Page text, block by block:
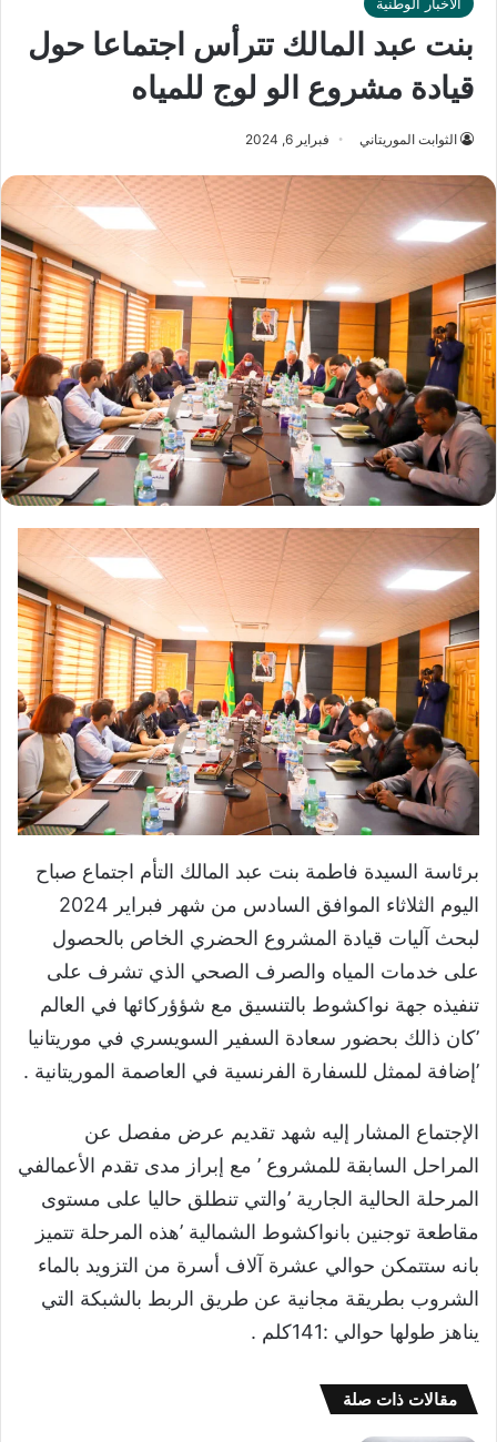
بنت عبد المالك تترأس اجتماعا حول
قيادة مشروع الو لوج للمياه
الثوابت الموريتاني فبراير 6, 2024
برئاسة السيدة فاطمة بنت عبد المالك التأم اجتماع صباح
اليوم الثلاثاء الموافق السادس من شهر فبراير 2024
لبحث آليات قيادة المشروع الحضري الخاص بالحصول
على خدمات المياه والصرف الصحي الذي تشرف على
تنفيذه جهة نواكشوط بالتنسيق مع شؤؤركائها في العالم
’كان ذالك بحضور سعادة السفير السويسري في موريتانيا
’إضافة لممثل للسفارة الفرنسية في العاصمة الموريتانية .
الإجتماع المشار إليه شهد تقديم عرض مفصل عن
المراحل السابقة للمشروع ’ مع إبراز مدى تقدم الأعمالفي
المرحلة الحالية الجارية ’والتي تنطلق حاليا على مستوى
مقاطعة توجنين بانواكشوط الشمالية ’هذه المرحلة تتميز
بانه ستتمكن حوالي عشرة آلاف أسرة من التزويد بالماء
الشروب بطريقة مجانية عن طريق الربط بالشبكة التي
يناهز طولها حوالي :141كلم .
مقالات ذات صلة